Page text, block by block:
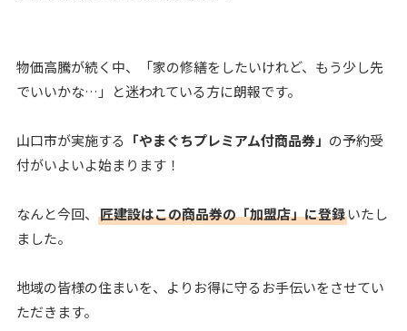
物価高騰が続く中、「家の修繕をしたいけれど、もう少し先
でいいかな…」と迷われている方に朗報です。
山口市が実施する 「やまぐちプレミアム付商品券」 の予約受
付がいよいよ始まります！
なんと今回、 匠建設はこの商品券の「加盟店」に登録いたし
ました。
地域の皆様の住まいを、よりお得に守るお手伝いをさせてい
ただきます。